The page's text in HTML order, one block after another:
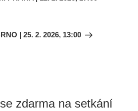
| 25. 2. 2026, 13:00
zdarma na setkání